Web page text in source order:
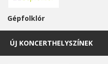
Gépfolklór
ÚJ KONCERTHELYSZÍNEK